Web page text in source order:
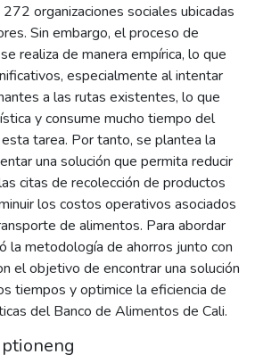
organizaciones sociales ubicadas
Sin embargo, el proceso de
realiza de manera empírica, lo que
especialmente al intentar
a las rutas existentes, lo que
y consume mucho tiempo del
tarea. Por tanto, se plantea la
una solución que permita reducir
citas de recolección de productos
los costos operativos asociados
de alimentos. Para abordar
la metodología de ahorros junto con
el objetivo de encontrar una solución
tiempos y optimice la eficiencia de
del Banco de Alimentos de Cali.